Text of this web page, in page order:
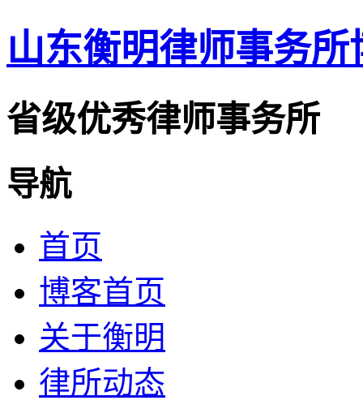
山东衡明律师事务所
省级优秀律师事务所
导航
首页
博客首页
关于衡明
律所动态